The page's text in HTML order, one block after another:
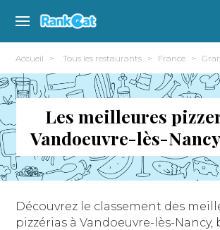
Accueil Tous les restaurants France
Les meilleures
Vandoeuvre-lès-
Découvrez le classement des
pizzérias à Vandoeuvre-lès-Nancy,